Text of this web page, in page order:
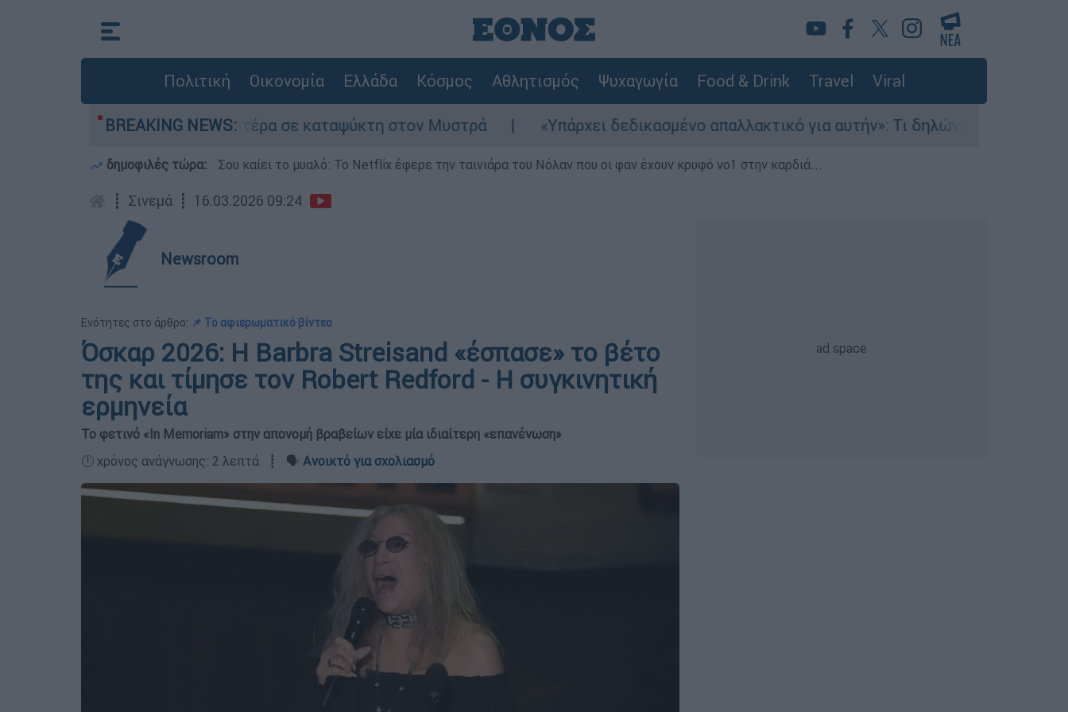
Πολιτική Οικονομία Ελλάδα Κόσμος Αθλητισμός Ψυχαγωγία Food & Drink Travel Viral
BREAKING NEWS:
είχε τον νεκρό του πατέρα σε καταψύκτη στον Μυστρά «Υπάρχει δεδικασμένο απαλλακτικό για αυτήν»: Τι δηλώνει στο ethnos.gr ο
δημοφιλές τώρα: Σου καίει το μυαλό: Το Netflix έφερε την ταινιάρα του Νόλαν που οι φαν έχουν κρυφό νο1 στην καρδιά...
┋ Σινεμά ┋ 16.03.2026 09:24
Newsroom
Ενότητες στο άρθρο: 📌 Το αφιερωματικό βίντεο
Όσκαρ 2026: Η Barbra Streisand «έσπασε» το βέτο
της και τίμησε τον Robert Redford - Η συγκινητική
ερμηνεία
Το φετινό «In Memoriam» στην απονομή βραβείων είχε μία ιδιαίτερη «επανένωση»
🕛 χρόνος ανάγνωσης: 2 λεπτά ┋ 🗣️ Ανοικτό για σχολιασμό